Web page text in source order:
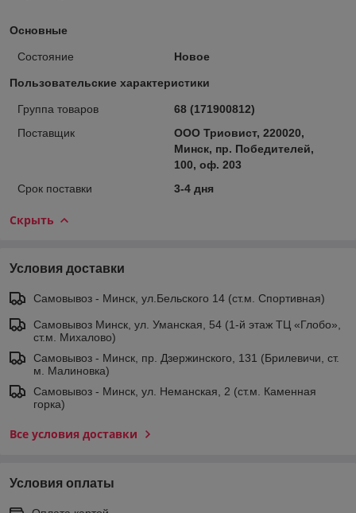
Основные
Состояние Новое
Пользовательские характеристики
Группа товаров
68 (171900812)
Поставщик
ООО Триовист, 220020,
Минск, пр. Победителей,
100, оф. 203
Срок поставки
3-4 дня
Скрыть
Условия доставки
Самовывоз - Минск, ул.Бельского 14 (ст.м. Спортивная)
Самовывоз Минск, ул. Уманская, 54 (1-й этаж ТЦ «Глобо»,
ст.м. Михалово)
Самовывоз - Минск, пр. Дзержинского, 131 (Брилевичи, ст.
м. Малиновка)
Самовывоз - Минск, ул. Неманская, 2 (ст.м. Каменная
горка)
Все условия доставки
Условия оплаты